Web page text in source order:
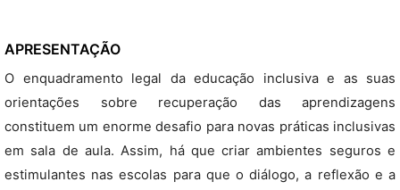
APRESENTAÇÃO
O enquadramento legal da educação inclusiva e as suas
orientações sobre recuperação das aprendizagens
constituem um enorme desafio para novas práticas inclusivas
em sala de aula. Assim, há que criar ambientes seguros e
estimulantes nas escolas para que o diálogo, a reflexão e a